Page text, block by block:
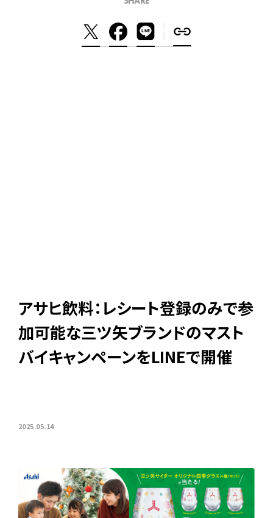
アサヒ飲料：レシート登録のみで参
加可能な三ツ矢ブランドのマスト
バイキャンペーンをLINEで開催
2025.05.14